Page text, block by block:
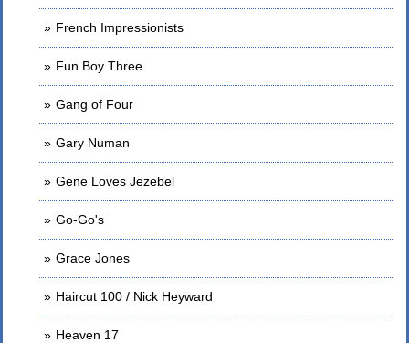
French Impressionists
Fun Boy Three
Gang of Four
Gary Numan
Gene Loves Jezebel
Go-Go's
Grace Jones
Haircut 100 / Nick Heyward
Heaven 17